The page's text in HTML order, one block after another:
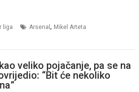
liga Arsenal, Mikel Arteta
veliko pojačanje, pa se na
“Bit će nekoliko